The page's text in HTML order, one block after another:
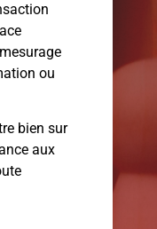
ou
bien sur
aux